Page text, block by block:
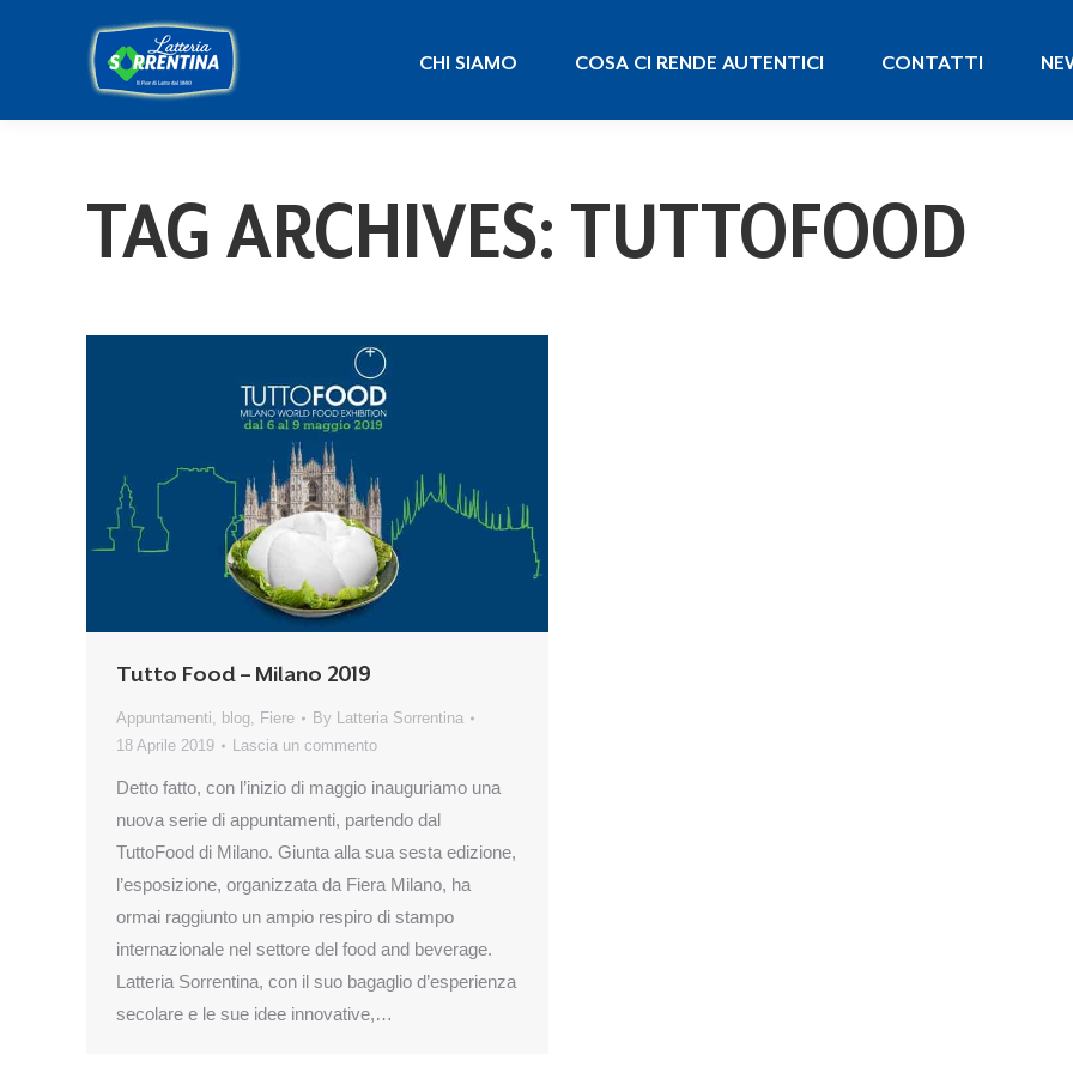
CHI SIAMO COSA CI RENDE AUTENTICI CONTATTI
TAG ARCHIVES: TUTTOFOOD
Tutto Food – Milano 2019
Appuntamenti, blog, Fiere By Latteria Sorrentina
18 Aprile 2019
Lascia un commento
Detto fatto, con l’inizio di maggio inauguriamo una
nuova serie di appuntamenti, partendo dal
TuttoFood di Milano. Giunta alla sua sesta edizione,
l’esposizione, organizzata da Fiera Milano, ha
ormai raggiunto un ampio respiro di stampo
internazionale nel settore del food and beverage.
Latteria Sorrentina, con il suo bagaglio d’esperienza
secolare e le sue idee innovative,…